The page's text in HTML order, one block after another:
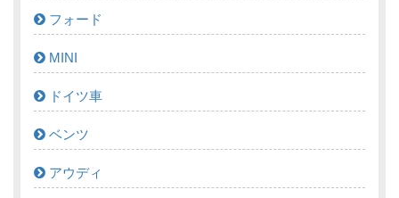
フォード
MINI
ドイツ車
ベンツ
アウディ